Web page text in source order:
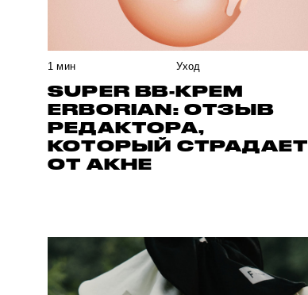
1 мин Уход
SUPER BB-КРЕМ
ERBORIAN: ОТЗЫВ
РЕДАКТОРА,
КОТОРЫЙ СТРАДАЕТ
ОТ АКНЕ